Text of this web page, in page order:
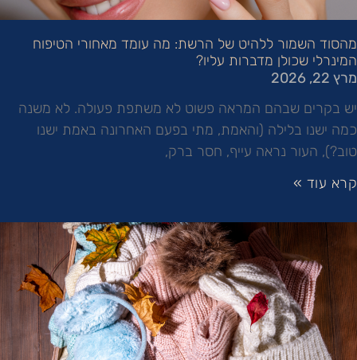
מהסוד השמור ללהיט של הרשת: מה עומד מאחורי הטיפוח
המינרלי שכולן מדברות עליו?
מרץ 22, 2026
יש בקרים שבהם המראה פשוט לא משתפת פעולה. לא משנה
כמה ישנו בלילה (והאמת, מתי בפעם האחרונה באמת ישנו
טוב?), העור נראה עייף, חסר ברק,
קרא עוד »